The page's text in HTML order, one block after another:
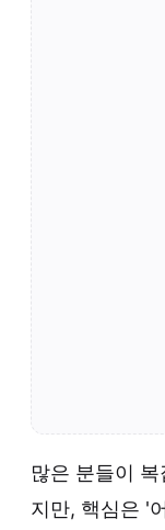
많은 분들이
지만, 핵심은 '